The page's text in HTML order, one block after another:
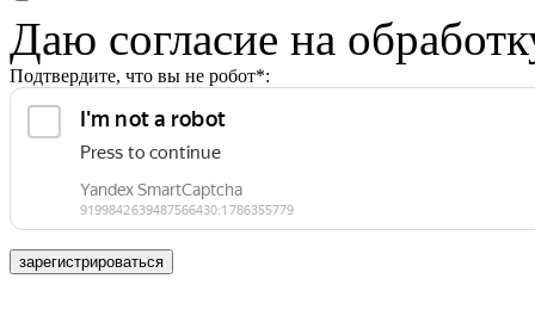
Даю согласие на
Подтвердите, что вы не робот*:
зарегистрироваться